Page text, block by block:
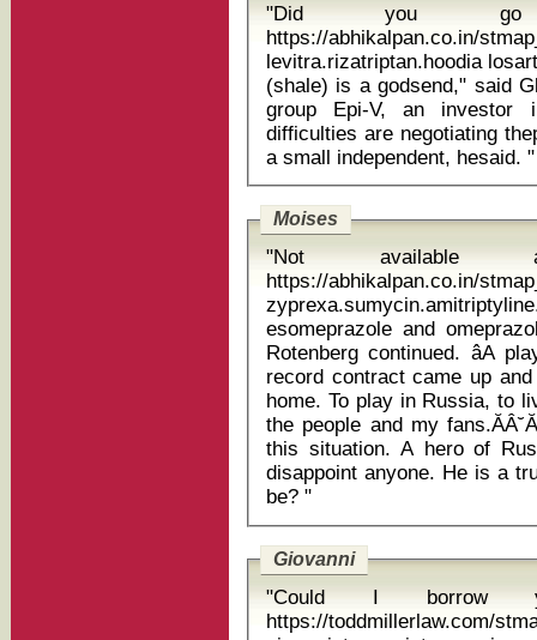
"Did you go
https://abhikalpan.co.in/
levitra.rizatriptan.hoodia losartan
(shale) is a godsend," said
group Epi-V, an investor
difficulties are negotiating
a small independent, hesaid. "
Moises
"Not available
https://abhikalpan.co.in/
esomeprazole and omeprazole ĂÂ˘ĂÂĂÂThis is a serious
Rotenberg continued. âA
record contract came up and
home. To play in Russia, to
the people and my
this situation. A hero of
disappoint anyone. He is a
be? "
Giovanni
"Could I borrow
https://toddmillerlaw.com/